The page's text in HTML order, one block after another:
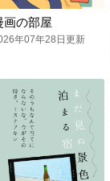
画の部屋
年07年28日更新